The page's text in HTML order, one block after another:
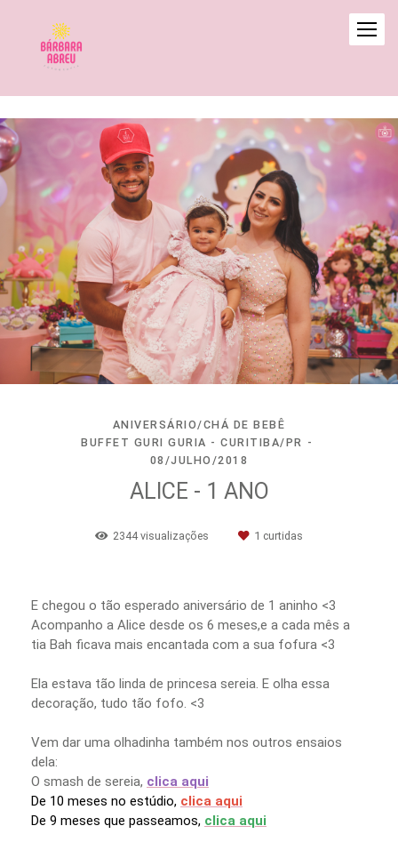
ANIVERSÁRIO/CHÁ DE BEBÊ
BUFFET GURI GURIA - CURITIBA/PR
08/JULHO/2018
ALICE - 1 ANO
2344visualizações 1 curtidas
E chegou o tão esperado aniversário de 1 aninho <3
Acompanho a Alice desde os 6 meses,e a cada mês a
tia Bah ficava mais encantada com a sua fofura <3
Ela estava tão linda de princesa sereia. E olha essa
decoração, tudo tão fofo. <3
Vem dar uma olhadinha também nos outros ensaios
dela:
O smash de sereia, clica aqui
De 10 meses no estúdio, clica aqui
De 9 meses que passeamos, clica aqui